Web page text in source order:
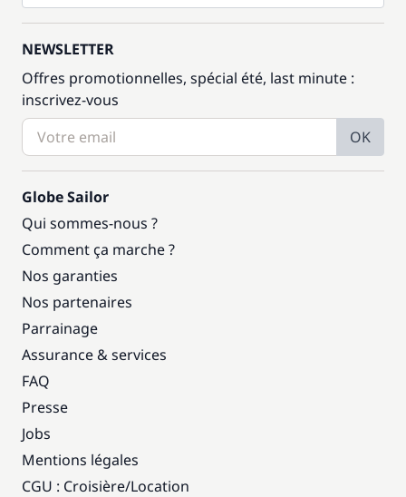
NEWSLETTER
Offres promotionnelles, spécial été, last minute :
inscrivez-vous
OK
Globe Sailor
Qui sommes-nous ?
Comment ça marche ?
Nos garanties
Nos partenaires
Parrainage
Assurance & services
FAQ
Presse
Jobs
Mentions légales
CGU : Croisière/Location